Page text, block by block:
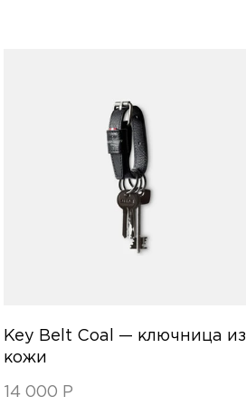
Key Belt Coal — ключница из
кожи
14 000 Р